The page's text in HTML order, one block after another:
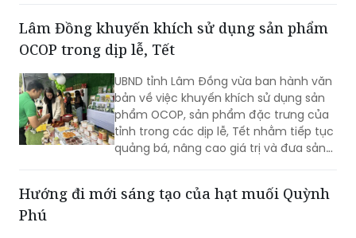
phường Hoàn Kiếm, Tiktok shop và
Công ty Cổ phần thanh toán quốc gia
Lâm Đồng khuyến khích sử dụng sản phẩm
OCOP trong dịp lễ, Tết
UBND tỉnh Lâm Đồng vừa ban hành văn
bản về việc khuyến khích sử dụng sản
phẩm OCOP, sản phẩm đặc trưng của
tỉnh trong các dịp lễ, Tết nhằm tiếp tục
quảng bá, nâng cao giá trị và đưa sản
Hướng đi mới sáng tạo của hạt muối Quỳnh
Phú